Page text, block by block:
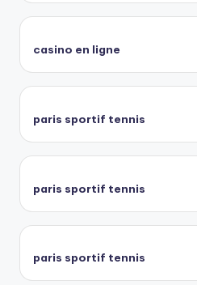
casino en ligne
paris sportif tennis
paris sportif tennis
paris sportif tennis